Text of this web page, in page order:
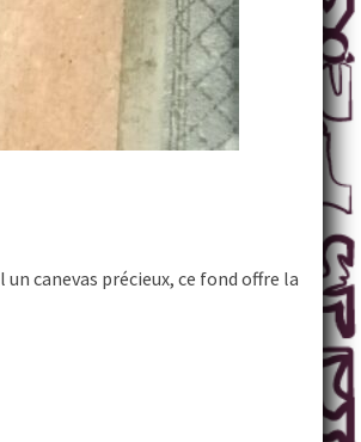
canevas précieux, ce fond offre la